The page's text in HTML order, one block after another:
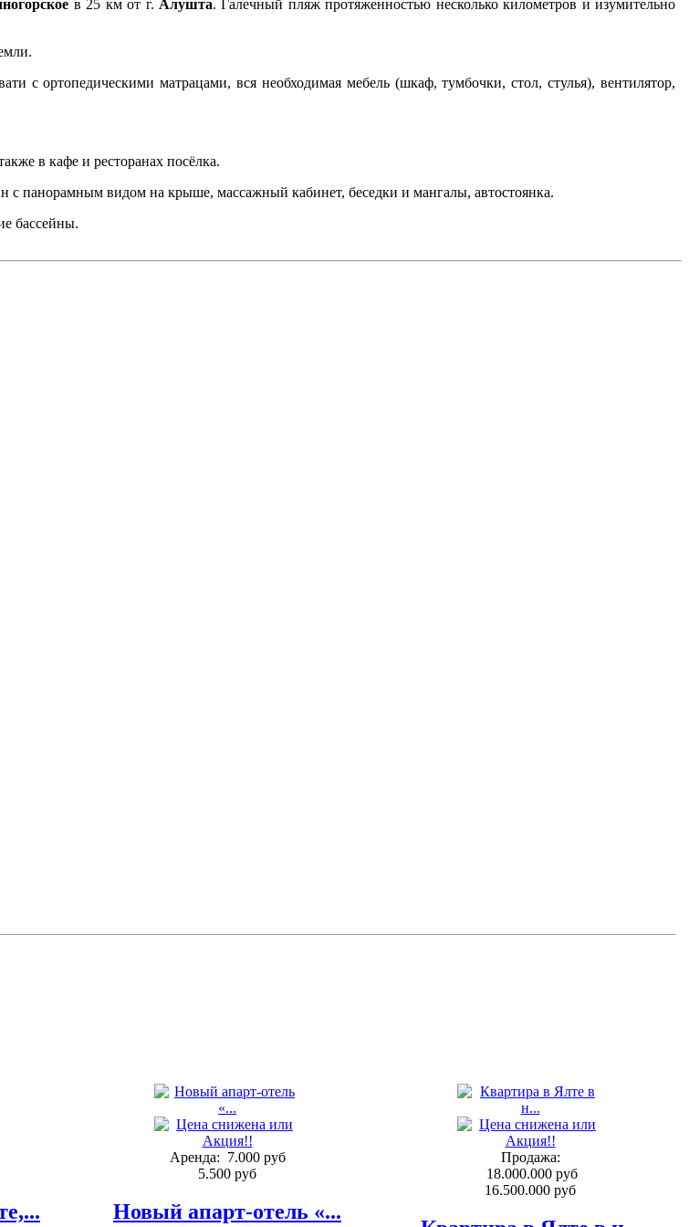
в 25 км от г. Алушта. Галечный пляж протяженностью несколько километров и изумительно
ортопедическими матрацами, вся необходимая мебель (шкаф, тумбочки, стол, стулья), вентилятор,
в кафе и ресторанах посёлка.
с панорамным видом на крыше, массажный кабинет, беседки и мангалы, автостоянка.
бассейны.
Аренда: 7.000 руб
5.500 руб
Новый апарт-отель «...
Продажа:
18.000.000 руб
16.500.000 руб